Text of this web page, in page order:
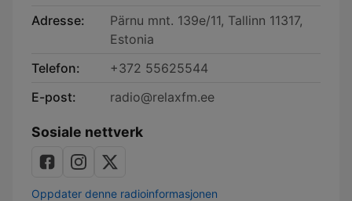
Adresse:
Pärnu mnt. 139e/11, Tallinn 11317,
Estonia
Telefon:
+372 55625544
E-post:
radio@relaxfm.ee
Sosiale nettverk
Oppdater denne radioinformasjonen